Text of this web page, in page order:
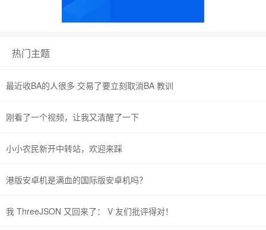
热门主题
最近收BA的人很多 交易了要立刻取消BA 教训
刚看了一个视频，让我又清醒了一下
小小农民新开中转站，欢迎来踩
港版安卓机是满血的国际版安卓机吗？
我 ThreeJSON 又回来了： V 友们批评得对！